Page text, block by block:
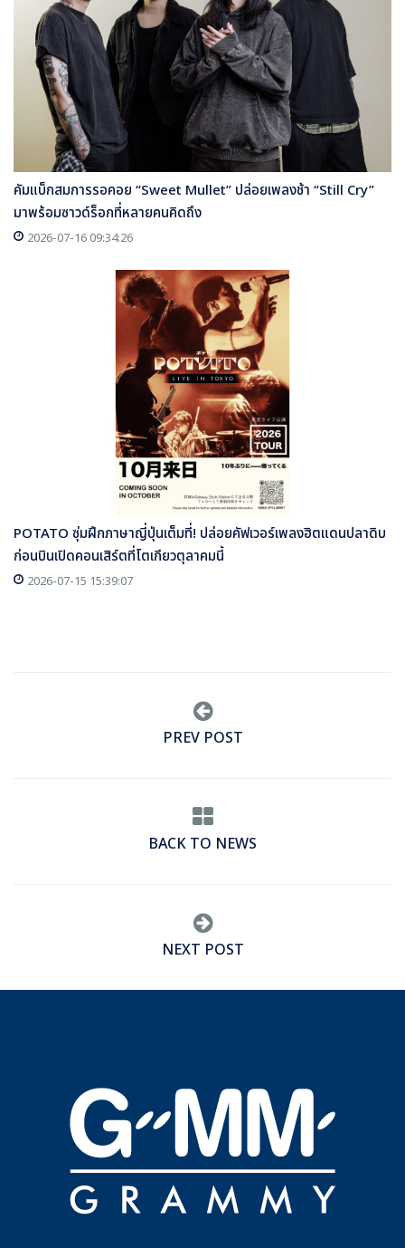
คัมแบ็กสมการรอคอย “Sweet Mullet” ปล่อยเพลงช้า “Still Cry”
มาพร้อมซาวด์ร็อกที่หลายคนคิดถึง
2026-07-16 09:34:26
POTATO ซุ่มฝึกภาษาญี่ปุ่นเต็มที่! ปล่อยคัฟเวอร์เพลงฮิตแดนปลาดิบ
ก่อนบินเปิดคอนเสิร์ตที่โตเกียวตุลาคมนี้
2026-07-15 15:39:07
PREV POST
BACK TO NEWS
NEXT POST